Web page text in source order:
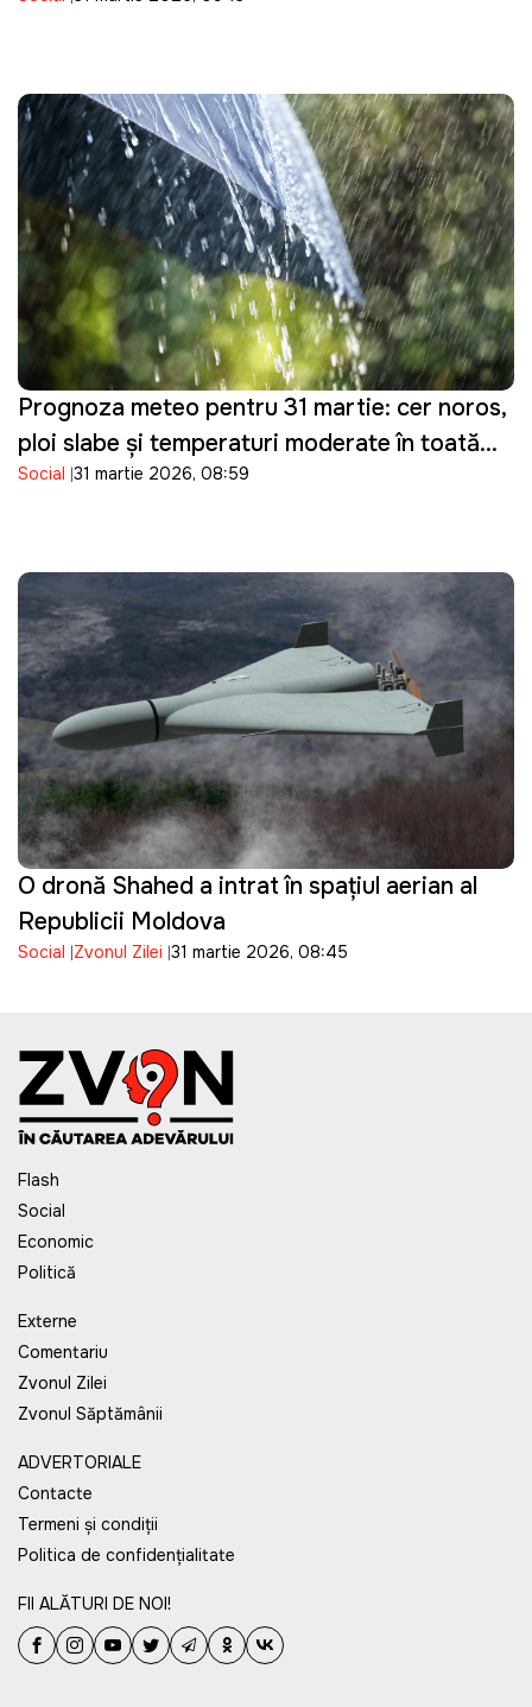
Prognoza meteo pentru 31 martie: cer noros,
ploi slabe și temperaturi moderate în toată
țara
Social 31 martie 2026, 08:59
O dronă Shahed a intrat în spațiul aerian al
Republicii Moldova
Social Zvonul Zilei 31 martie 2026, 08:45
Flash
Social
Economic
Politică
Externe
Comentariu
Zvonul Zilei
Zvonul Săptămânii
ADVERTORIALE
Contacte
Termeni și condiții
Politica de confidențialitate
FII ALĂTURI DE NOI!